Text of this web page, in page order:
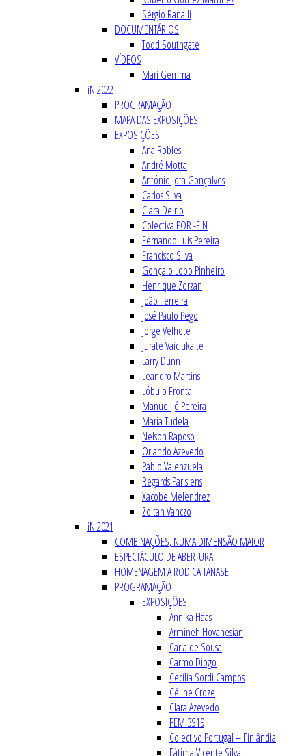
Sérgio Ranalli
DOCUMENTÁRIOS
Todd Southgate
VÍDEOS
Mari Gemma
iN 2022
PROGRAMAÇÃO
MAPA DAS EXPOSIÇÕES
EXPOSIÇÕES
Ana Robles
André Motta
António Jota Gonçalves
Carlos Silva
Clara Delrio
Colectiva POR -FIN
Fernando Luís Pereira
Francisco Silva
Gonçalo Lobo Pinheiro
Henrique Zorzan
João Ferreira
José Paulo Pego
Jorge Velhote
Jurate Vaiciukaite
Larry Dunn
Leandro Martins
Lóbulo Frontal
Manuel Jó Pereira
Maria Tudela
Nelson Raposo
Orlando Azevedo
Pablo Valenzuela
Regards Parisiens
Xacobe Melendrez
Zoltan Vanczo
iN 2021
COMBINAÇÕES, NUMA DIMENSÃO MAIOR
ESPECTÁCULO DE ABERTURA
HOMENAGEM A RODICA TANASE
PROGRAMAÇÃO
EXPOSIÇÕES
Annika Haas
Armineh Hovanesian
Carla de Sousa
Carmo Diogo
Cecília Sordi Campos
Céline Croze
Clara Azevedo
FEM 3S19
Colectivo Portugal – Finlândia
Fátima Vicente Silva